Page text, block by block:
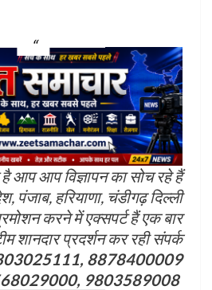
आप आप विज्ञापन का सोच रहे हैं
पंजाब, हरियाणा, चंडीगढ़ दिल्ली
करने में एक्सपर्ट हैं एक बार
शानदार प्रदर्शन कर रही संपर्क
8878400009
9803589008